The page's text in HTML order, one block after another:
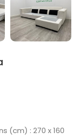
(cm) : 270 x 160